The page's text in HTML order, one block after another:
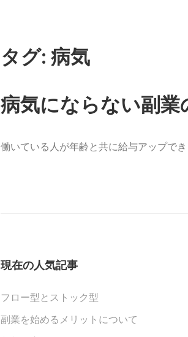
タグ: 病気
病気にならない副業
働いている人が年齢と共に給与アップで
現在の人気記事
フロー型とストック型
副業を始めるメリットについて